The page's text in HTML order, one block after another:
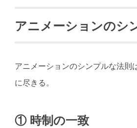
アニメーションのシ
アニメーションのシンプルな法則
に尽きる。
① 時制の一致